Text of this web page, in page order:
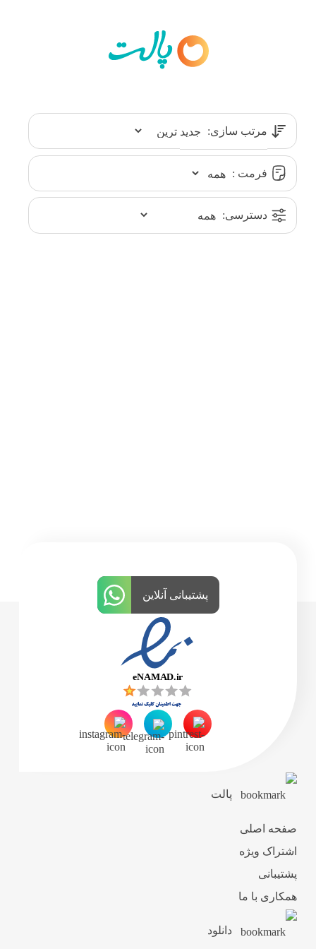
مرتب سازی:
فرمت :
دسترسی:
پالت
صفحه اصلی
اشتراک ویژه
پشتیبانی
همکاری با ما
دانلود
پشتیبانی آنلاین